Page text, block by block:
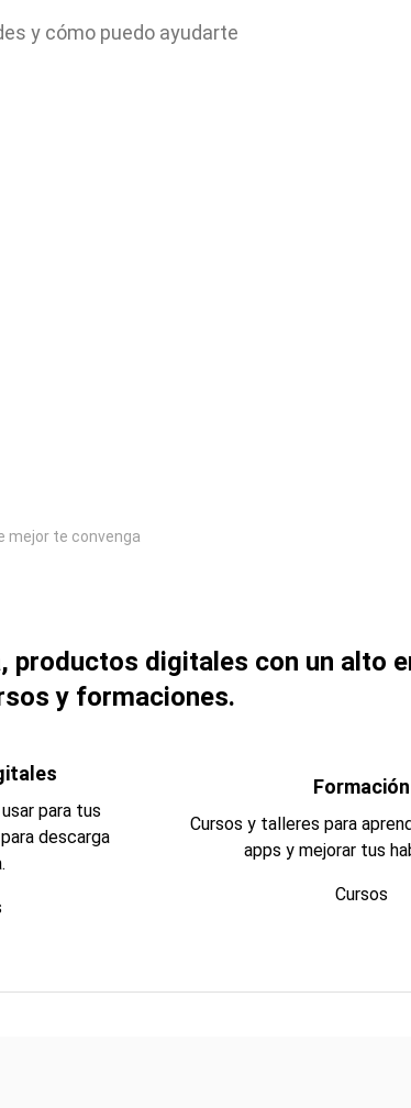
y cómo puedo ayudarte
mejor te convenga
digitales con un alto
y formaciones.
para tus
descarga
Formación
Cursos y talleres para
apps y mejorar tus
Cursos